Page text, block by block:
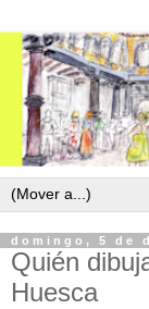
domingo, 5 de
Quién
Huesca